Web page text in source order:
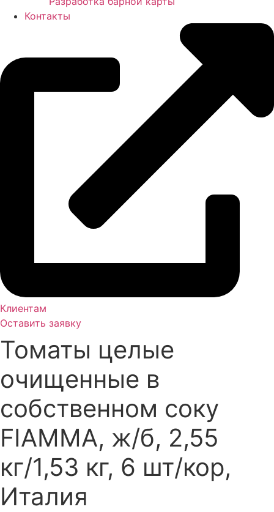
Контакты
Клиентам
Оставить заявку
Томаты целые
очищенные в
собственном соку
FIAMMA, ж/б, 2,55
кг/1,53 кг, 6 шт/кор,
Италия